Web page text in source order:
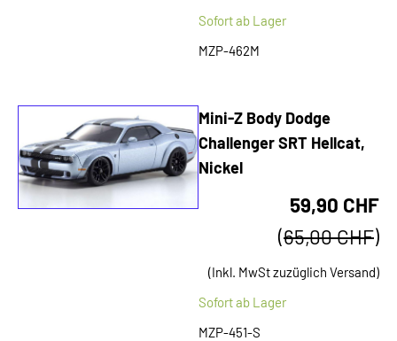
Sofort ab Lager
MZP-462M
Mini-Z Body Dodge
Challenger SRT Hellcat,
Nickel
59,90 CHF
(65,00 CHF)
(Inkl. MwSt zuzüglich Versand)
Sofort ab Lager
MZP-451-S